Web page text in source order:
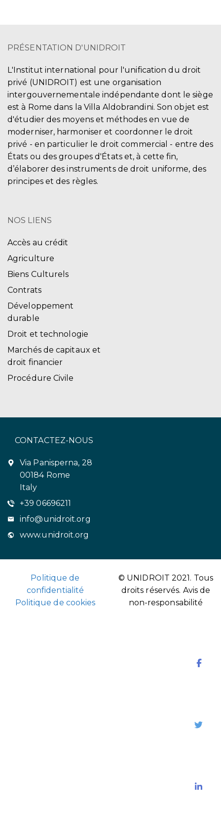
PRÉSENTATION D'UNIDROIT
L'Institut international pour l'unification du droit
privé (UNIDROIT) est une organisation
intergouvernementale indépendante dont le siège
est à Rome dans la Villa Aldobrandini. Son objet est
d'étudier des moyens et méthodes en vue de
moderniser, harmoniser et coordonner le droit
privé - en particulier le droit commercial - entre des
États ou des groupes d'États et, à cette fin,
d’élaborer des instruments de droit uniforme, des
principes et des règles.
NOS LIENS
Accès au crédit
Agriculture
Biens Culturels
Contrats
Développement
durable
Droit et technologie
Marchés de capitaux et
droit financier
Procédure Civile
CONTACTEZ-NOUS
Via Panisperna, 28
00184 Rome
Italy
+39 06696211
info@unidroit.org
www.unidroit.org
Politique de
confidentialité
Politique de cookies
© UNIDROIT 2021. Tous
droits réservés. Avis de
non-responsabilité